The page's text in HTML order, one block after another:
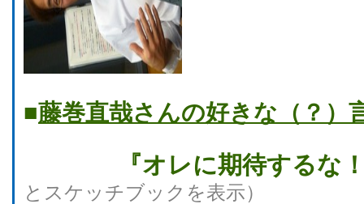
■藤巻直哉さんの好きな（？）
『オレに期待するな
とスケッチブックを表示）